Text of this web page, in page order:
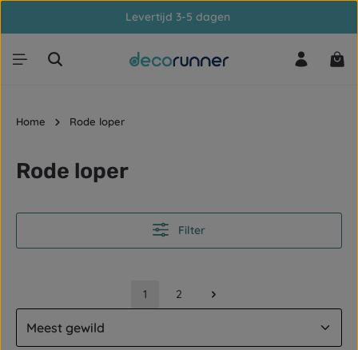
Ga naar de hoofdinhoudLevertijd 3-5 dagen
Home Rode loper
Rode loper
Filter
Pagina
1 Pagina
2